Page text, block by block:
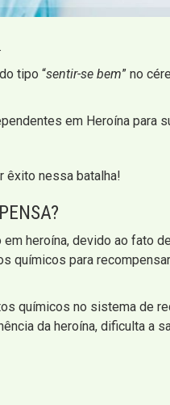
tipo “sentir-se bem” no
em Heroína para
êxito nessa batalha!
heroína, devido ao fato
químicos para
químicos no sistema de
da heroína, dificulta a